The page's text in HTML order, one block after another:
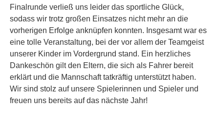
Finalrunde verließ uns leider das sportliche Glück,
sodass wir trotz großen Einsatzes nicht mehr an die
vorherigen Erfolge anknüpfen konnten. Insgesamt war es
eine tolle Veranstaltung, bei der vor allem der Teamgeist
unserer Kinder im Vordergrund stand. Ein herzliches
Dankeschön gilt den Eltern, die sich als Fahrer bereit
erklärt und die Mannschaft tatkräftig unterstützt haben.
Wir sind stolz auf unsere Spielerinnen und Spieler und
freuen uns bereits auf das nächste Jahr!